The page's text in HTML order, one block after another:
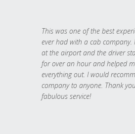
This was one of the best
ever had with a cab company.
at the airport and the driver
for over an hour and helped
everything out. I would
company to anyone. Thank
fabulous service!